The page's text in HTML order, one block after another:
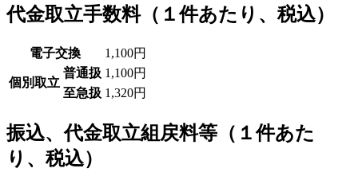
代金取立手数料（１件あたり、税込）
電子交換 1,100円
個別取立
普通扱 1,100円
至急扱 1,320円
振込、代金取立組戻料等 （１件あた
り、税込）